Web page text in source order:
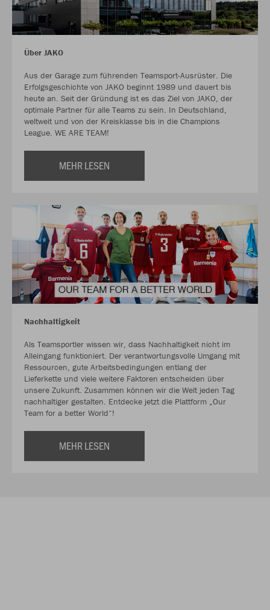
Über JAKO
Aus der Garage zum führenden Teamsport-Ausrüster. Die
Erfolgsgeschichte von JAKO beginnt 1989 und dauert bis
heute an. Seit der Gründung ist es das Ziel von JAKO, der
optimale Partner für alle Teams zu sein. In Deutschland,
weltweit und von der Kreisklasse bis in die Champions
League. WE ARE TEAM!
MEHR LESEN
Nachhaltigkeit
Als Teamsportler wissen wir, dass Nachhaltigkeit nicht im
Alleingang funktioniert. Der verantwortungsvolle Umgang mit
Ressourcen, gute Arbeitsbedingungen entlang der
Lieferkette und viele weitere Faktoren entscheiden über
unsere Zukunft. Zusammen können wir die Welt jeden Tag
nachhaltiger gestalten. Entdecke jetzt die Plattform „Our
Team for a better World“!
MEHR LESEN